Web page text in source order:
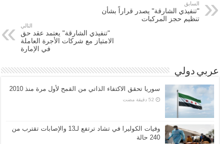
السابق
"تنفيذي الشارقة" يصدر قراراً بشأن
تنظيم حجز المركبات
التالي
"تنفيذي الشارقة" يعتمد عقد حق
الامتياز مع شركات الأجرة العاملة
في الإمارة
عربي دولي
سوريا تحقق الاكتفاء الذاتي من القمح لأول مرة منذ 2010
وفيات الكوليرا في تشاد ترتفع لـ13 والإصابات تقترب من
240 حالة